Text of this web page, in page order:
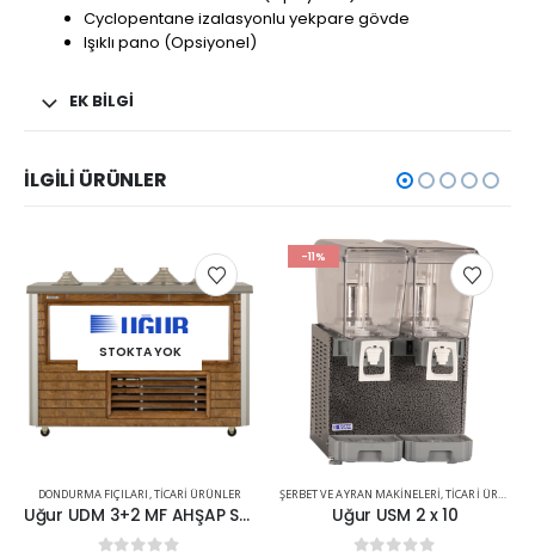
Cyclopentane izalasyonlu yekpare gövde
Işıklı pano (Opsiyonel)
EK BILGI
İLGILI ÜRÜNLER
STOKTA YOK
DONDURMA FIÇILARI,TICARI ÜRÜNLER
Uğur UDM 3+2 MF AHŞAP SOSLUKLU
-11%
ŞERBET VE AYRAN MAKINELERI,TICARI ÜRÜNLER
Uğur USM 2 x 10